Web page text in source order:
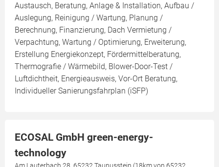
Austausch, Beratung, Anlage & Installation, Aufbau /
Auslegung, Reinigung / Wartung, Planung /
Berechnung, Finanzierung, Dach Vermietung /
Verpachtung, Wartung / Optimierung, Erweiterung,
Erstellung Energiekonzept, Fördermittelberatung,
Thermografie / Wärmebild, Blower-Door-Test /
Luftdichtheit, Energieausweis, Vor-Ort Beratung,
Individueller Sanierungsfahrplan (iSFP)
ECOSAL GmbH green-energy-
technology
Am Lauterbach 28, 65232 Taunusstein (18km von 65232